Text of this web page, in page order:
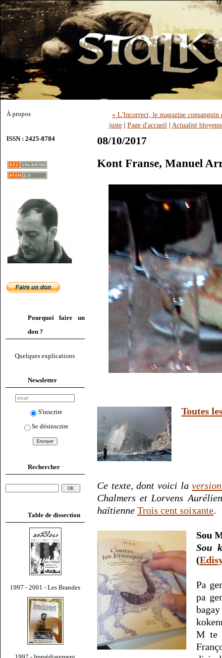
À propos
ISSN : 2425-8784
Pourquoi faire un
don ?
Quelques explications
Newsletter
S'inscrire
Se désinscrire
Rechercher
Table de dissection
1997 - 2001 - Les Brandes
« L'Incorrect, le magazine consanguin
juste| Page d'accueil | Actualité
08/10/2017
Kont Franse, Manuel
Toutes
Ce texte, dont voici la
Chalmers et Lorvens
haïtienne Trois cent soixante.
Sou
Sou
(
Pa
pa
M te